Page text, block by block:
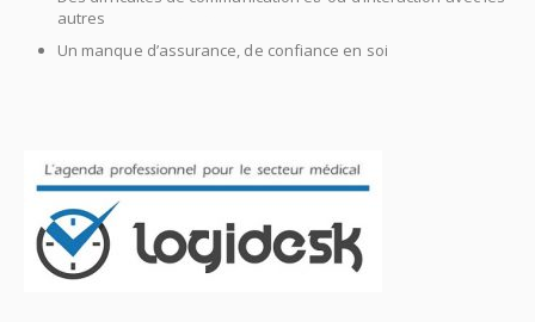
autres
Un manque d’assurance, de confiance en soi